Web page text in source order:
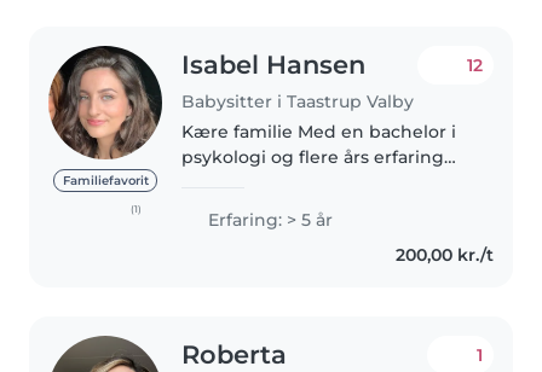
Familiefavorit
(1)
Isabel Hansen
Babysitter i Taastrup Valby
12
Kære familie Med en bachelor i
psykologi og flere års erfaring
en tryg og omsorgsfuld del af
jeres hverdag. Jeg har arbejdet
Erfaring: > 5 år
200,00 kr./t
Roberta 1